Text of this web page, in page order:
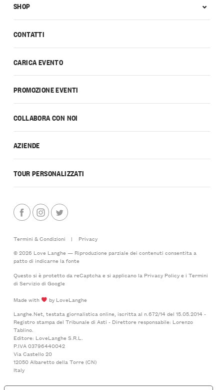
CONTATTI
CARICA EVENTO
PROMOZIONE EVENTI
COLLABORA CON NOI
AZIENDE
TOUR PERSONALIZZATI
SHOP
Termini & Condizioni |
Privacy
© 2026 Love Langhe — Riproduzione parziale dei contenuti consentita a
patto di indicarne la fonte
Questo si è protetto da reCaptcha e si applicano la Privacy Policye i Termini
di Serviziodi Google
Made with
by LoveLanghe
Langhe.Net, testata giornalistica online, iscritta al n.672/14 del 15.05.2014 -
Registro stampa del Tribunale di Asti - Direttore responsabile: Lorenzo
Tablino.
Editore: LoveLanghe S.R.L.
P.IVA 03796440042
Via Castello 20
12050 Albaretto della Torre (CN)
Italy